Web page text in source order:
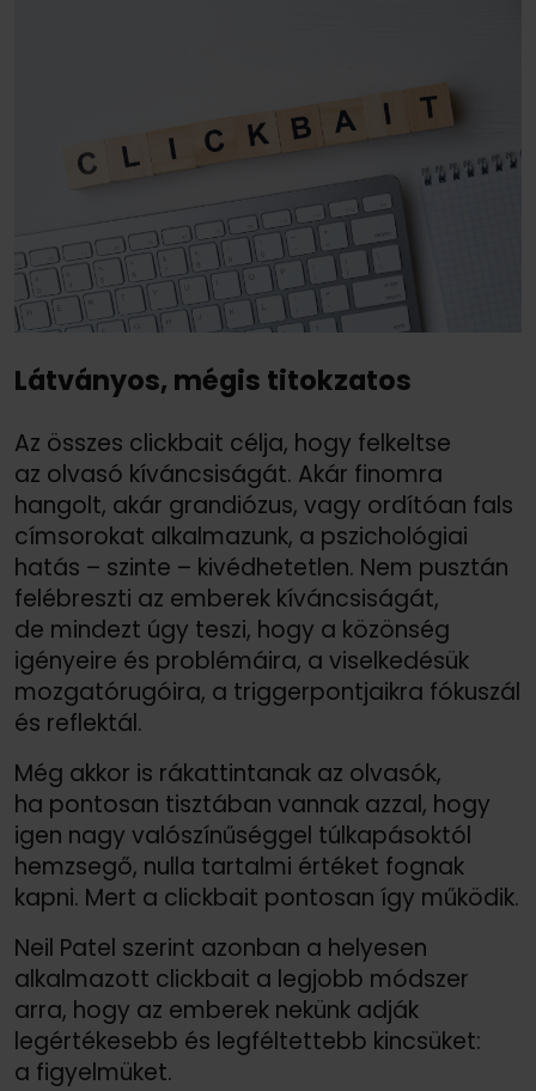
Látványos, mégis titokzatos
Az összes clickbait célja, hogy felkeltse
az olvasó kíváncsiságát. Akár finomra
hangolt, akár grandiózus, vagy ordítóan fals
címsorokat alkalmazunk, a pszichológiai
hatás – szinte – kivédhetetlen. Nem pusztán
felébreszti az emberek kíváncsiságát,
de mindezt úgy teszi, hogy a közönség
igényeire és problémáira, a viselkedésük
mozgatórugóira, a triggerpontjaikra fókuszál
és reflektál.
Még akkor is rákattintanak az olvasók,
ha pontosan tisztában vannak azzal, hogy
igen nagy valószínűséggel túlkapásoktól
hemzsegő, nulla tartalmi értéket fognak
kapni. Mert a clickbait pontosan így működik.
Neil Patel szerint azonban a helyesen
alkalmazott clickbait a legjobb módszer
arra, hogy az emberek nekünk adják
legértékesebb és legféltettebb kincsüket:
a figyelmüket.